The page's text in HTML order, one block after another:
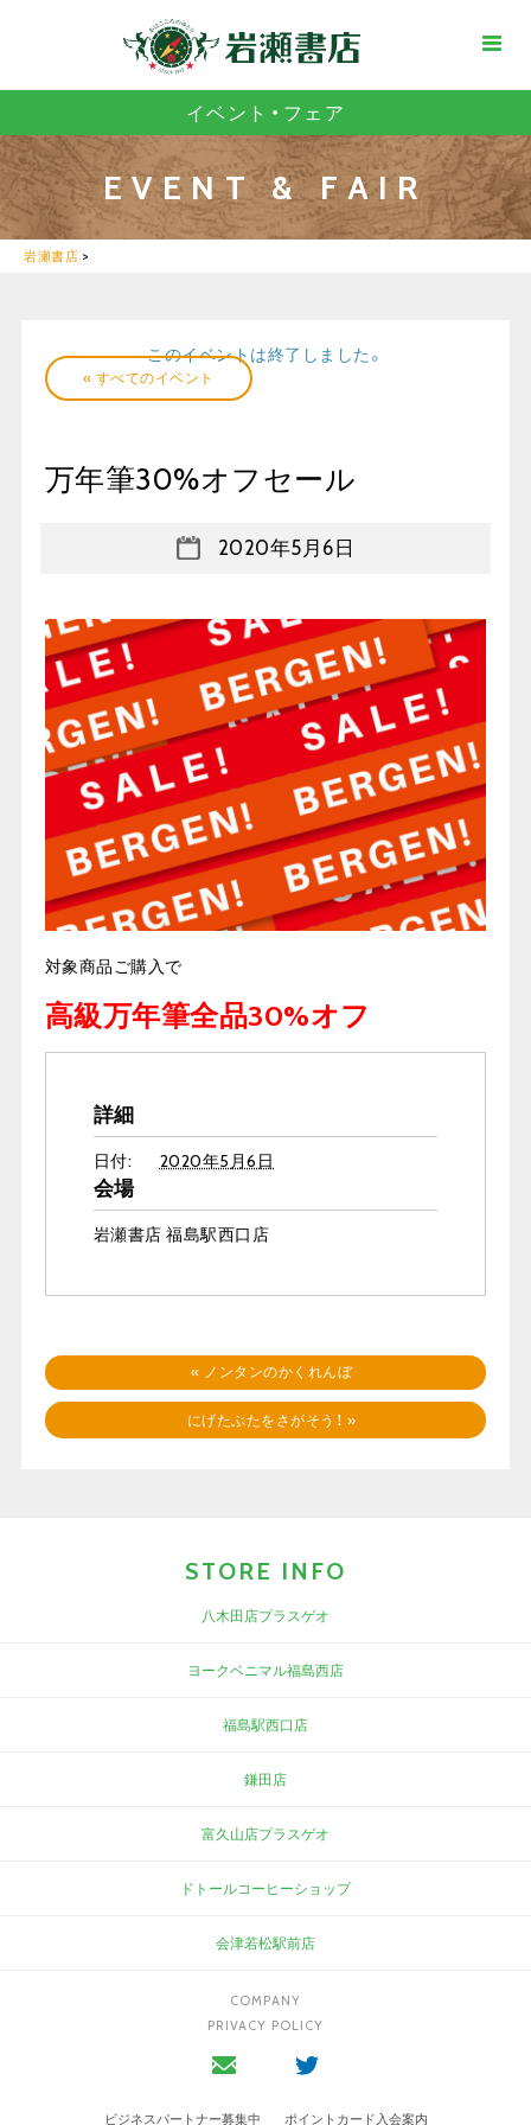
イベント・フェア
EVENT & FAIR
岩瀬書店 >
« すべてのイベント
このイベントは終了しました。
万年筆30%オフセール
2020年5月6日
対象商品ご購入で
高級万年筆全品30%オフ
詳細
日付: 2020年5月6日
会場
岩瀬書店 福島駅西口店
« ノンタンのかくれんぼ
にげたぶたをさがそう！ »
STORE INFO
八木田店プラスゲオ
ヨークベニマル福島西店
福島駅西口店
鎌田店
富久山店プラスゲオ
ドトールコーヒーショップ
会津若松駅前店
COMPANY
PRIVACY POLICY
ビジネスパートナー募集中 ポイントカード入会案内